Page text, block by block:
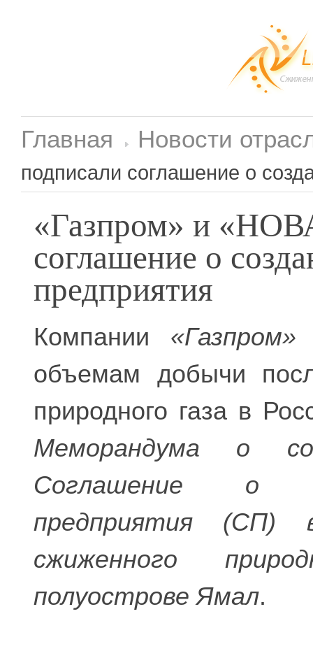
Главная Новости
подписали соглашение о
«Газпром» и
соглашение о
предприятия
Компании «Газпром»
объемам добычи
природного газа в
Меморандума о
Соглашение о
предприятия (СП)
сжиженного
полуострове Ямал.